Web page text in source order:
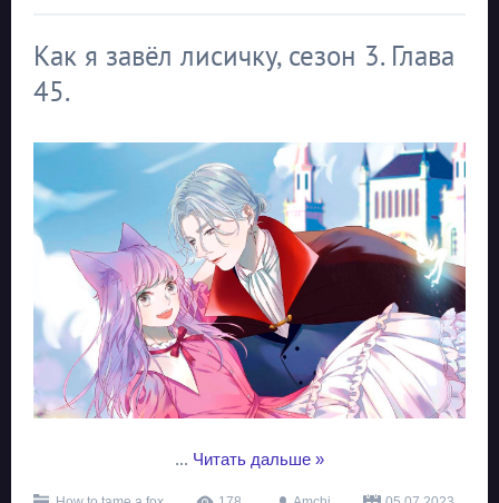
Как я завёл лисичку, сезон 3. Глава
45.
... Читать дальше »